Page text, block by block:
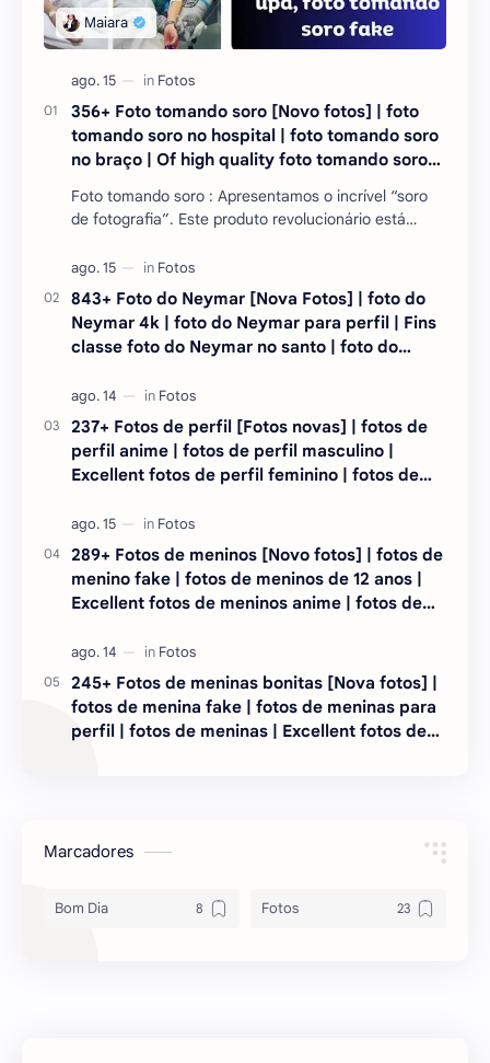
356+ Foto tomando soro [Novo fotos] | foto
tomando soro no hospital | foto tomando soro
no braço | Of high quality foto tomando soro
Foto tomando soro : Apresentamos o incrível “soro
de fotografia”. Este produto revolucionário está
preci…
843+ Foto do Neymar [Nova Fotos] | foto do
Neymar 4k | foto do Neymar para perfil | Fins
classe foto do Neymar no santo | foto do
237+ Fotos de perfil [Fotos novas] | fotos de
perfil anime | fotos de perfil masculino |
Excellent fotos de perfil feminino | fotos de
WhatsApp
289+ Fotos de meninos [Novo fotos] | fotos de
menino fake | fotos de meninos de 12 anos |
Excellent fotos de meninos anime | fotos de
245+ Fotos de meninas bonitas [Nova fotos] |
fotos de menina fake | fotos de meninas para
perfil | fotos de meninas | Excellent fotos de
Marcadores
Bom Dia Fotos